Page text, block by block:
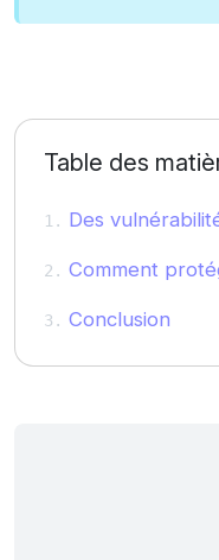
Table des
Des
Comment
Conclusion